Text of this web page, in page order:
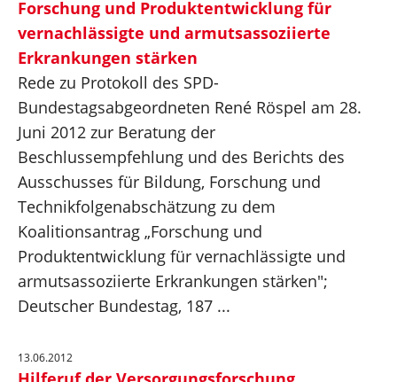
Forschung und Produktentwicklung für
vernachlässigte und armutsassoziierte
Erkrankungen stärken
Rede zu Protokoll des SPD-
Bundestagsabgeordneten René Röspel am 28.
Juni 2012 zur Beratung der
Beschlussempfehlung und des Berichts des
Ausschusses für Bildung, Forschung und
Technikfolgenabschätzung zu dem
Koalitionsantrag „Forschung und
Produktentwicklung für vernachlässigte und
armutsassoziierte Erkrankungen stärken";
Deutscher Bundestag, 187 ...
13.06.2012